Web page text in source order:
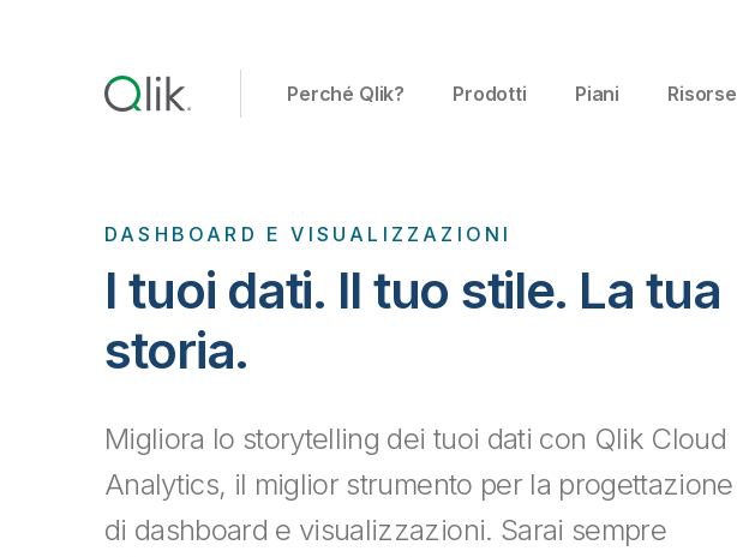
Perché Qlik? Prodotti Piani Risorse
DASHBOARD E VISUALIZZAZIONI
I tuoi dati. Il tuo stile. La tua
storia.
Migliora lo storytelling dei tuoi dati con Qlik Cloud
Analytics, il miglior strumento per la progettazione
di dashboard e visualizzazioni. Sarai sempre